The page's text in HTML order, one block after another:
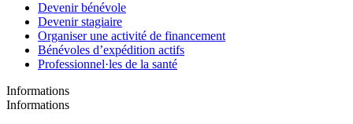
Devenir bénévole
Devenir stagiaire
Organiser une activité de financement
Bénévoles d’expédition actifs
Professionnel·les de la santé
Informations
Informations